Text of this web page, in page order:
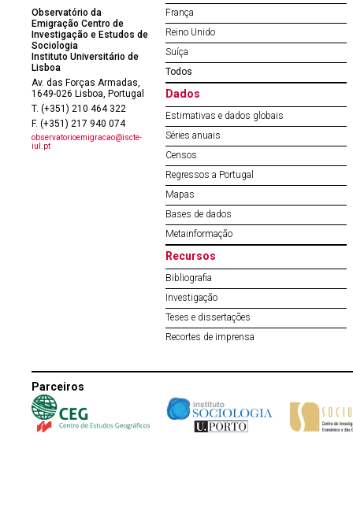
Observatório da
Emigração Centro de
Investigação e Estudos de
Sociologia
Instituto Universitário de
Lisboa
Av. das Forças Armadas,
1649-026 Lisboa, Portugal
T. (+351) 210 464 322
F. (+351) 217 940 074
observatorioemigracao@iscte-
iul.pt
França
Reino Unido
Suíça
Todos
Dados
Estimativas e dados globais
Séries anuais
Censos
Regressos a Portugal
Mapas
Bases de dados
Metainformação
Recursos
Bibliografia
Investigação
Teses e dissertações
Recortes de imprensa
Parceiros